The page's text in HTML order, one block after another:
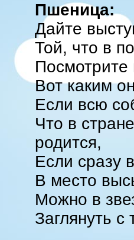
Пшеница:
Дайте
Той, что в
Посмотрите
Вот каким
Если всю
Что в
родится,
Если сразу
В место
Можно в
Заглянуть с